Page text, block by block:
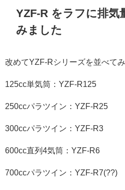
YZF-R をラフに排気
みました
改めてYZF-Rシリーズを並べて
125cc単気筒：YZF-R125
250ccパラツイン：YZF-R25
300ccパラツイン：YZF-R3
600cc直列4気筒：YZF-R6
700ccパラツイン：YZF-R7(??)